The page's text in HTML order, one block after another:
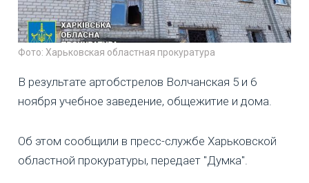
Фото: Харьковская областная прокуратура
В результате артобстрелов Волчанская 5 и 6
ноября учебное заведение, общежитие и дома.
Об этом сообщили в пресс-службе Харьковской
областной прокуратуры, передает "Думка".